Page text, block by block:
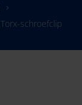
Torx-schroefclip